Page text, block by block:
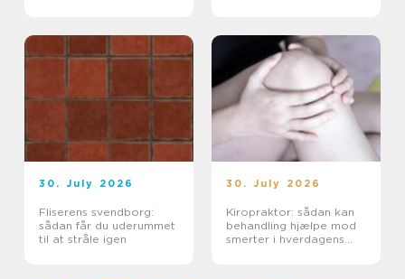
30. July 2026
Fliserens svendborg:
sådan får du uderummet
til at stråle igen
30. July 2026
Kiropraktor: sådan kan
behandling hjælpe mod
smerter i hverdagens